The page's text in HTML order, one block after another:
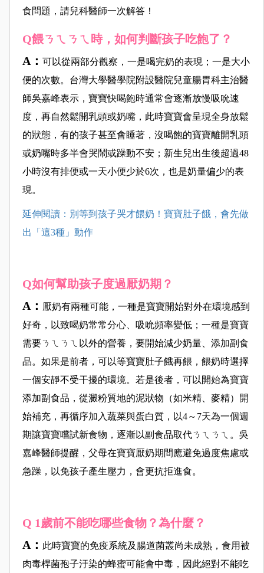
食問題，請兒科醫師一次解答！
Q餵ㄋㄟㄋㄟ時，如何判斷孩子吃飽了？
A： 可以從兩部分觀察，一是喝完奶的表現；一是大小
便的次數。 台灣大學醫學院附設醫院兒童腸胃科主治醫
師吳嘉峰表示，寶寶快喝飽時通常會逐漸放慢吸吮速
度，再自然鬆開乳頭或奶嘴，此時寶寶會呈現全身放鬆
的狀態，有的孩子甚至會睡著，沒喝飽的寶寶離開乳頭
或奶嘴時多半會哭鬧或躁動不安；新生兒出生後超過48
小時沒有排便或一天小便少於6次，也是奶量偏少的表
現。
延伸閱讀：別等到孩子哭才餵奶！寶寶肚子餓，會先做
出「這3種」動作
Q如何幫助孩子度過厭奶期？
A： 厭奶有兩種可能，一種是寶寶開始對外在環境感到
好奇，以致喝奶常常分心、吸吮頻率變低；一種是寶寶
需要ㄋㄟㄋㄟ以外的營養，要開始減少奶量、添加副食
品。如果是前者，可以等寶寶肚子餓再餵，餵奶時選擇
一個安靜不受干擾的環境。若是後者，可以開始為寶寶
添加副食品，從澱粉質地的泥狀物（如米精、麥精）開
始補充，再循序加入蔬菜與蛋白質，以4～7天為一個週
期讓寶寶嚐試新食物，逐漸以副食品取代ㄋㄟㄋㄟ。吳
嘉峰醫師提醒，父母在寶寶厭奶期間應避免過度焦慮或
急躁，以免孩子產生壓力，會更抗拒進食。
Q 1歲前不能吃哪些食物？為什麼？
A： 此時寶寶的免疫系統及腸道菌叢尚未成熟，食用被
肉毒桿菌孢子汙染的蜂蜜可能會中毒，因此絕對不能吃